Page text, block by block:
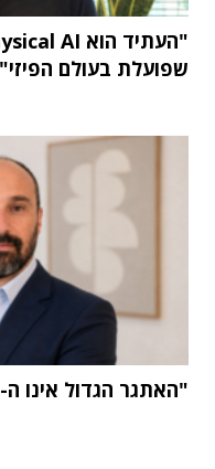
שפועלת בעולם הפיזי"
"האתגר הגדול אינו ה-AI אלא הטמעתה בארגון"